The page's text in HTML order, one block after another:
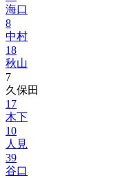
海口
8
中村
18
秋山
7
久保田
17
木下
10
人見
39
谷口